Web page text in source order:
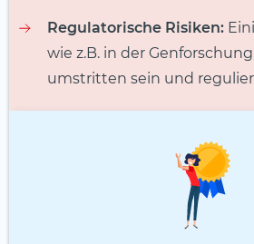
Regulatorische Risiken:
wie z.B. in der
umstritten sein und